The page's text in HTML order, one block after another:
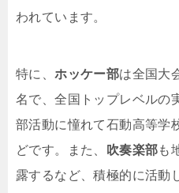
われています。
特に、ホッケー部は全国大
名で、全国トップレベルの
部活動に憧れて石動高等学
どです。また、
吹奏楽部も
露するなど、積極的に活動